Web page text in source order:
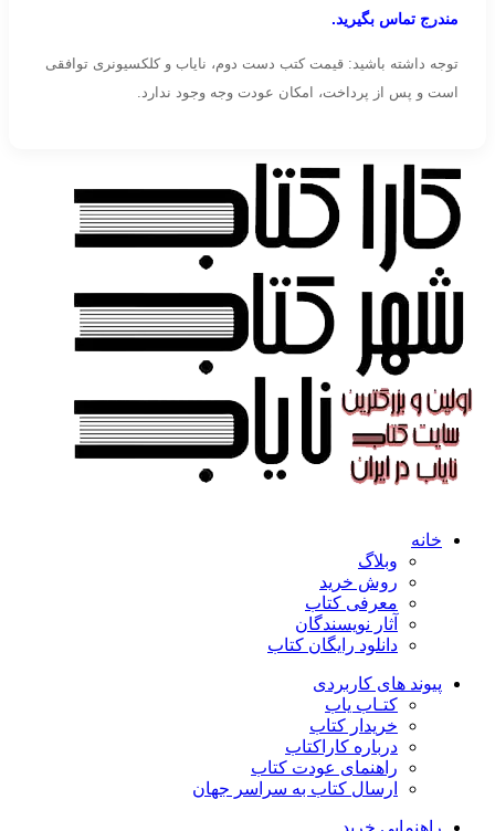
مندرج تماس بگیرید.
توجه داشته باشید: قیمت کتب دست دوم، نایاب و کلکسیونری توافقی
است و پس از پرداخت، امکان عودت وجه وجود ندارد.
خانه
وبلاگ
روش خرید
معرفی کتاب
آثار نویسندگان
دانلود رایگان کتاب
پیوند های کاربردی
کتـاب یاب
خریدار کتاب
درباره کاراکتاب
راهنمای عودت کتاب
ارسال کتاب به سراسر جهان